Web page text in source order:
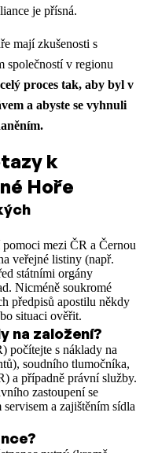
je přísná.
mají zkušenosti s
společností v regionu
proces tak, aby byl v
a abyste se vyhnuli
k
Hoře
mezi ČR a Černou
veřejné listiny (např.
státními orgány
Nicméně soukromé
předpisů apostilu někdy
situaci ověřit.
na založení?
počítejte s náklady na
soudního tlumočníka,
a případně právní služby.
zastoupení se
a zajištěním sídla